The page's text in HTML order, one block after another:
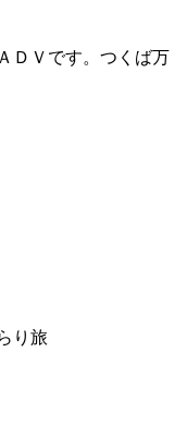
ＤＶです。つくば万
り旅